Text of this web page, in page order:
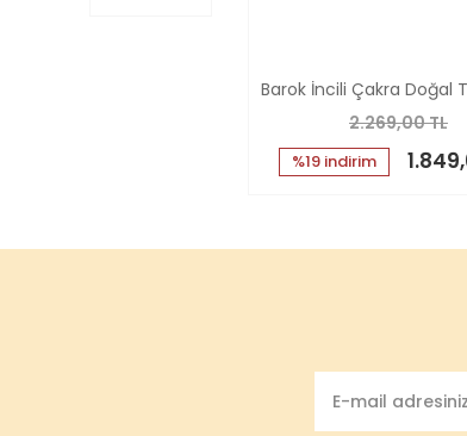
Barok İncili Çakra Doğal
2.269,00 TL
%19 indirim